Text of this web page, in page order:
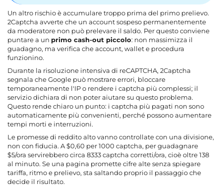
Un altro rischio è accumulare troppo prima del primo prelievo.
2Captcha avverte che un account sospeso permanentemente
da moderatore non può prelevare il saldo. Per questo conviene
puntare a un primo cash-out piccolo: non massimizza il
guadagno, ma verifica che account, wallet e procedura
funzionino.
Durante la risoluzione intensiva di reCAPTCHA, 2Captcha
segnala che Google può mostrare errori, bloccare
temporaneamente l'IP o rendere i captcha più complessi; il
servizio dichiara di non poter aiutare su questo problema.
Questo rende chiaro un punto: i captcha più pagati non sono
automaticamente più convenienti, perché possono aumentare
tempi morti e interruzioni.
Le promesse di reddito alto vanno controllate con una divisione,
non con fiducia. A $0,60 per 1000 captcha, per guadagnare
$5/ora servirebbero circa 8333 captcha corretti/ora, cioè oltre 138
al minuto. Se una pagina promette cifre alte senza spiegare
tariffa, ritmo e prelievo, sta saltando proprio il passaggio che
decide il risultato.